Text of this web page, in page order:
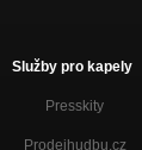
Služby pro kapely
Presskity
Prodejhudbu.cz